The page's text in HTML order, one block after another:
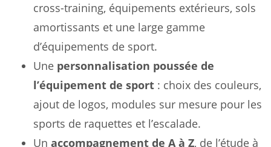
cross-training, équipements extérieurs, sols
amortissants et une large gamme
d’équipements de sport.
Une personnalisation poussée de
l’équipement de sport : choix des couleurs,
ajout de logos, modules sur mesure pour les
sports de raquettes et l’escalade.
Un accompagnement de A à Z, de l’étude à